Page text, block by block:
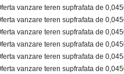
vanzare teren supfrafata de
vanzare teren supfrafata de
vanzare teren supfrafata de
vanzare teren supfrafata de
vanzare teren supfrafata de
vanzare teren supfrafata de